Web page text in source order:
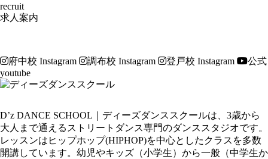
recruit
求人案内
府中校 Instagram 調布校 Instagram 登戸校 Instagram
公式
youtube
D’z DANCE SCHOOL｜ディーズダンススクールは、3歳から
大人まで通えるストリートダンス専門のダンススタジオです。
レッスンはヒップホップ(HIPHOP)を中心としたクラスを多数
開講しています。幼児やキッズ（小学生）から一般（中学生か